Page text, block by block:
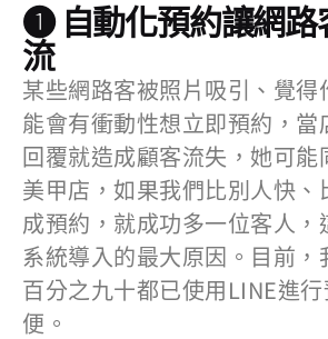
❶ 自動化預約讓網路
流
某些網路客被照片吸引、覺得
能會有衝動性想立即預約，當
回覆就造成顧客流失，她可能
美甲店，如果我們比別人快、
成預約，就成功多一位客人，
系統導入的最大原因。目前，
百分之九十都已使用LINE進
便。